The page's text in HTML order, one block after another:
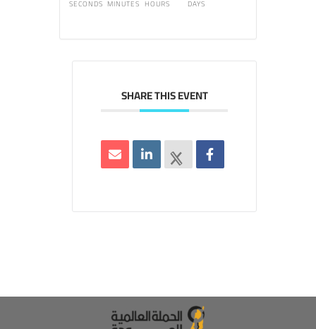
DAYS
HOURS
MINUTES
SECONDS
SHARE THIS EVENT